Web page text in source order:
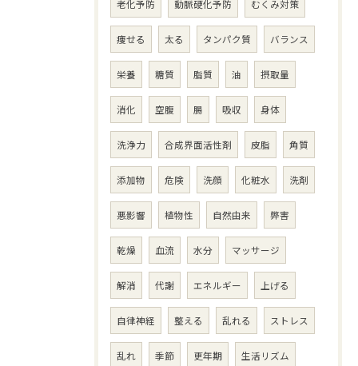
老化予防 動脈硬化予防 むくみ対策
痩せる 太る タンパク質 バランス
栄養 糖質 脂質 油 摂取量
消化 空腹 腸 吸収 身体
洗浄力 合成界面活性剤 皮脂 角質
添加物 危険 洗顔 化粧水 洗剤
悪影響 植物性 自然由来 弊害
乾燥 血流 水分 マッサージ
解消 代謝 エネルギー 上げる
自律神経 整える 乱れる ストレス
乱れ 季節 更年期 生活リズム